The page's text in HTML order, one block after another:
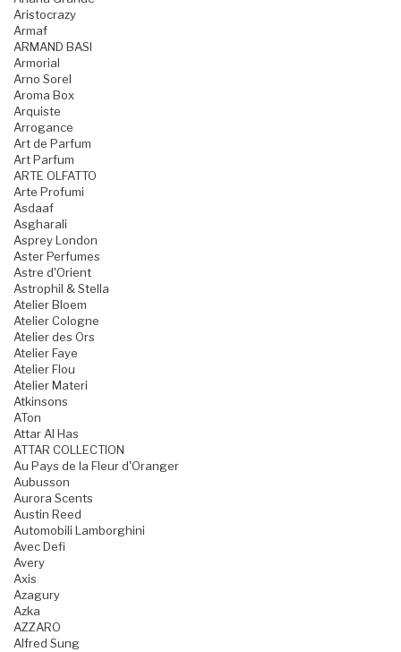
Aristocrazy
Armaf
ARMAND BASI
Armorial
Arno Sorel
Aroma Box
Arquiste
Arrogance
Art de Parfum
Art Parfum
ARTE OLFATTO
Arte Profumi
Asdaaf
Asgharali
Asprey London
Aster Perfumes
Astre d'Orient
Astrophil & Stella
Atelier Bloem
Atelier Cologne
Atelier des Ors
Atelier Faye
Atelier Flou
Atelier Materi
Atkinsons
ATon
Attar Al Has
ATTAR COLLECTION
Au Pays de la Fleur d'Oranger
Aubusson
Aurora Scents
Austin Reed
Automobili Lamborghini
Avec Defi
Avery
Axis
Azagury
Azka
AZZARO
Alfred Sung